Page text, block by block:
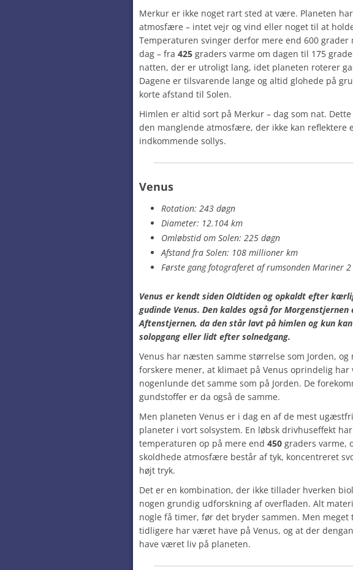
Merkur er ikke noget rart sted at være. Planeten
atmosfære – intet vejr og vind eller noget til at
Temperaturen svinger derfor mere end 600 grader
dag – fra 425 graders varme om dagen til 175
natten, der er utroligt lang, idet planeten roterer
Dagene er tilsvarende lange og altid glohede på
korte afstand til Solen.
Himlen er altid sort på Merkur – dag som nat.
den manglende atmosfære, der ikke kan reflektere
indkommende sollys.
Venus
Rotation: 243 døgn
Diameter: 12.104 km
Omløbstid om Solen: 225 døgn
Afstand fra Solen: 108 millioner km
Første gang fotograferet af rumsonden Mariner
Venus er kendt siden Oldtiden og opkaldt efter
gudinde Venus. Den kaldes også for Morgenstjernen
Aftenstjernen, da den står lavt på himlen og kun
solopgang eller lidt efter solnedgang.
Venus har næsten samme størrelse som Jorden, og
forskere mener, at klimaet på Venus oprindelig
nogenlunde det samme som på Jorden. De
gundstoffer er da også de samme.
Men planeten Venus er i dag en af de mest
planeter i vort solsystem. En løbsk drivhuseffekt
temperaturen op på mere end 450 graders varme,
skoldhede atmosfære består af tyk, koncentreret
højt tryk.
Det er en kombination, der ikke tillader hverken
nogen grundig udforskning af overfladen. Alt
nogle få timer, før det bryder sammen. Men meget
tidligere har været have på Venus, og at der
have været liv på planeten.